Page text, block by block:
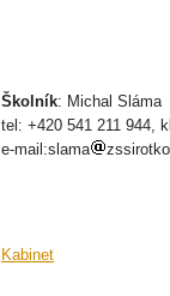
Školník: Michal Sláma
tel: +420 541 211 944,
e-mail:slama
Kabinet